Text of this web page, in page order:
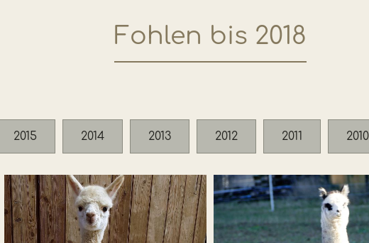
Fohlen bis 2018
2015 2014 2013 2012 2011 2010